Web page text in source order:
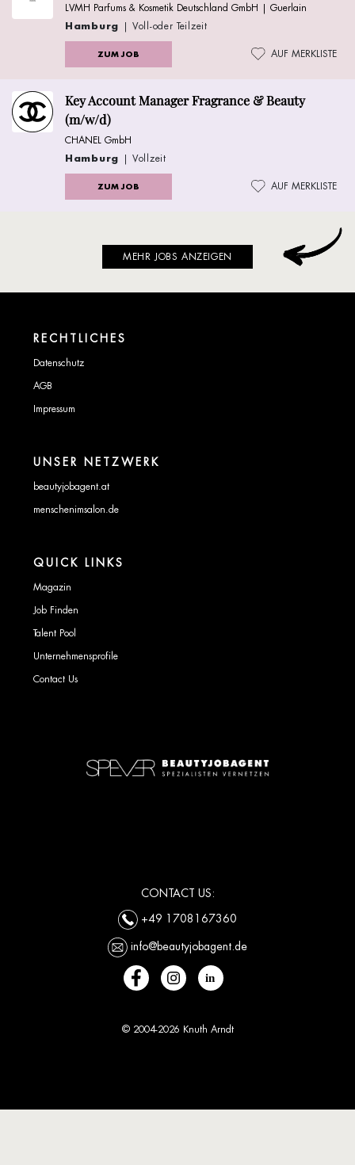
LVMH Parfums & Kosmetik Deutschland GmbH | Guerlain
Hamburg | Voll-oder Teilzeit
ZUM JOB AUF MERKLISTE
Key Account Manager Fragrance & Beauty
(m/w/d)
CHANEL GmbH
Hamburg | Vollzeit
ZUM JOB AUF MERKLISTE
MEHR JOBS ANZEIGEN
RECHTLICHES
Datenschutz
AGB
Impressum
UNSER NETZWERK
beautyjobagent.at
menschenimsalon.de
QUICK LINKS
Magazin
Job Finden
Talent Pool
Unternehmensprofile
Contact Us
CONTACT US:
+49 1708167360
info@beautyjobagent.de
© 2004-2026 Knuth Arndt